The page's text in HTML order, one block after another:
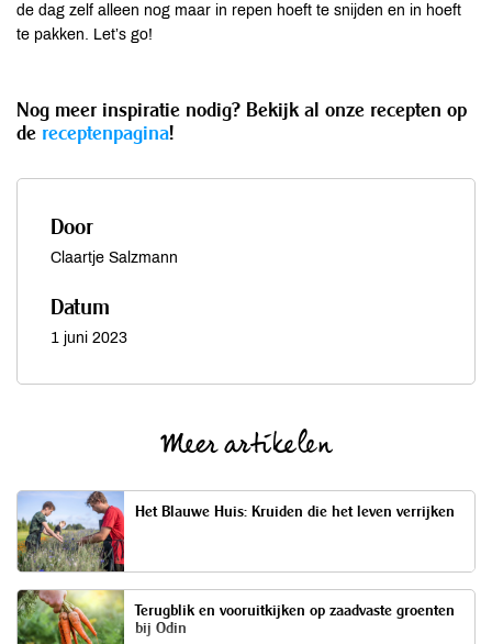
de dag zelf alleen nog maar in repen hoeft te snijden en in hoeft
te pakken. Let’s go!
Nog meer inspiratie nodig? Bekijk al onze recepten op
de receptenpagina!
Door
Claartje Salzmann
Datum
1 juni 2023
Meer artikelen
Het Blauwe Huis: Kruiden die het leven verrijken
Terugblik en vooruitkijken op zaadvaste groenten
bij Odin